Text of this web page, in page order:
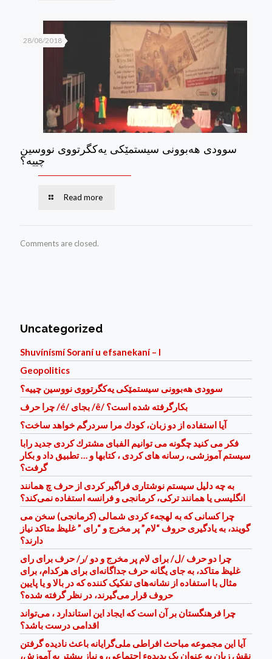
28/08/2018
سوودی هه‌بوونی سیستمێكی یه‌كگرتووی نووسین
چییه؟
Read more
Comments are closed.
Uncategorized
Shuvínísmí Soraní u efsanekaní – I
Geopolitics
سوودی هه‌بوونی سیستمێكی یه‌كگرتووی نووسین چییه؟
چرا حرف /é/ بجای /ê/ بكارگرفته شده است؟
آيا استفاده از دو زبان، كودك مرا سردرگم خواهد ساخت؟
فكر می كنيد چگونه می توانيم الفبای مشترك كردی جديد رابا
سيستم آموزشی، رسانه های كردی ، كتابها و … تطبيق داد و بكار
گرفت؟
به چه دلیل سیستم نوشتاری فراگیر کردی از حرف چ همانند
انگلیسی یا همانند ترکی، کرمانجی و فرانسه استفاده نمی‌کند؟
چرا کسانی که به لهجهء کردی شمالی (کرمانجی) سخن می
گویند، به یادگیری حروف “لام” پر مخرج و “رای ” غلیظ متاکد نیاز
دارند؟
چرا دو حرف /ل/ برای لام پر مخرج و دو /ر/ حرف برای رای
غلیظ متاکد، به جای یگانه حرف جداگانه‌ای برای هرکدام، برای
مثال با استفاده از نشانه‌های تفکیک کننده که در بالا و یا پایین
حروف قرار می‌گیرند، در نظر گرفته شده؟
چرا فرهنگستان بر آن است که ایجاد این استاندارد ، می‌تواند
اقدامی درست ‌باشد؟
آیا این مجموعه مباحث افراطی ملی‌گرایانه باعث نادیده گرفتن
نقش زبان به عنوان یک پدیدهء اجتماعی، و نیاز بیشتر به آموزش،